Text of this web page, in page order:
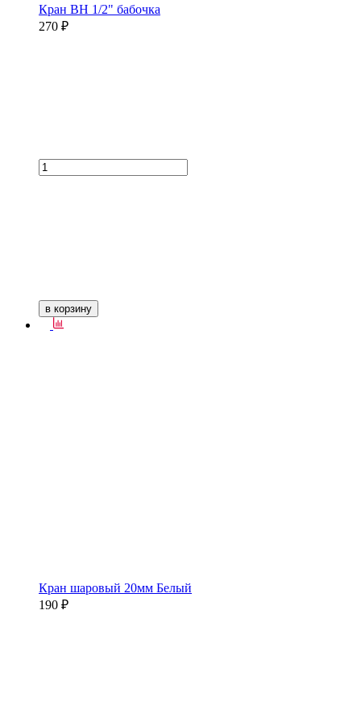
Кран ВН 1/2" бабочка
270 ₽
в корзину
Кран шаровый 20мм Белый
190 ₽